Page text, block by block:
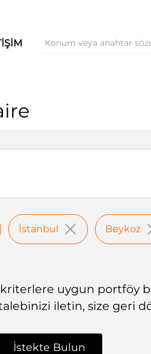
İstanbul Beykoz
kriterlere uygun portföy
iletin, size geri
İstekte Bulun